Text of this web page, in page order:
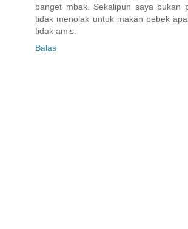
banget mbak. Sekalipun saya bukan
tidak menolak untuk makan bebek
tidak amis.
Balas